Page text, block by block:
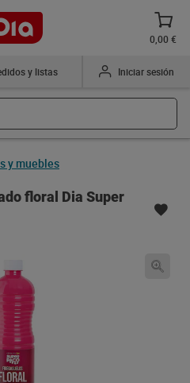
0,00 €
y listas Iniciar sesión
y muebles
floral Dia Super